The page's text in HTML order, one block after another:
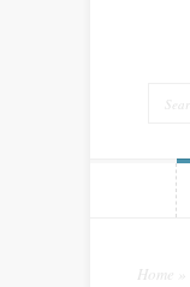
Home